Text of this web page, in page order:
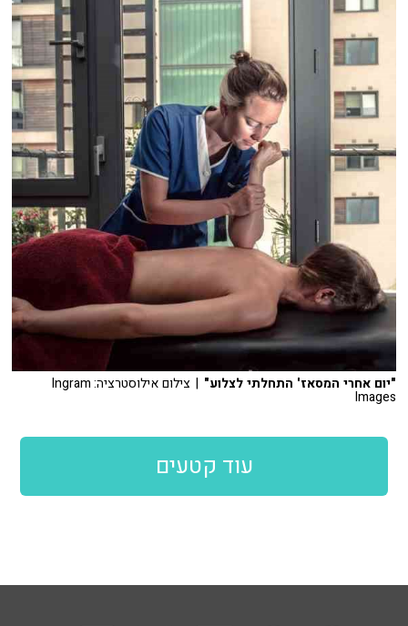
"יום אחרי המסאז' התחלתי לצלוע" | צילום אילוסטרציה: Ingram
Images
עוד קטעים